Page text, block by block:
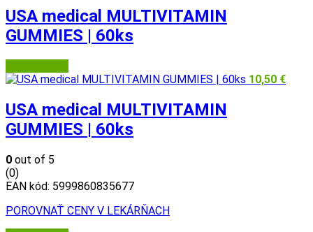
USA medical MULTIVITAMIN
GUMMIES | 60ks
10,50 €
USA medical MULTIVITAMIN
GUMMIES | 60ks
0 out of 5
(0)
EAN kód: 5999860835677
POROVNAŤ CENY V LEKÁRŇACH